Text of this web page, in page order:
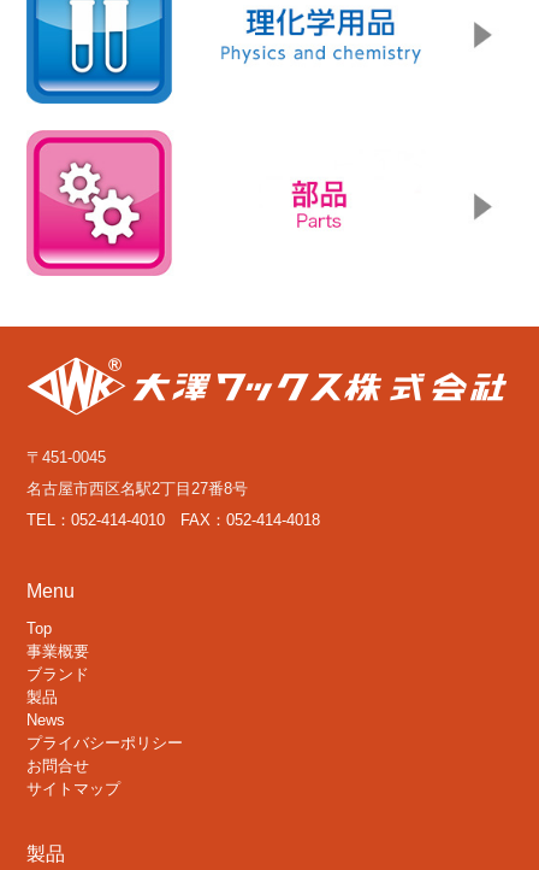
〒451-0045
名古屋市西区名駅2丁目27番8号
TEL：052-414-4010 FAX：052-414-4018
Menu
Top
事業概要
ブランド
製品
News
プライバシーポリシー
お問合せ
サイトマップ
製品